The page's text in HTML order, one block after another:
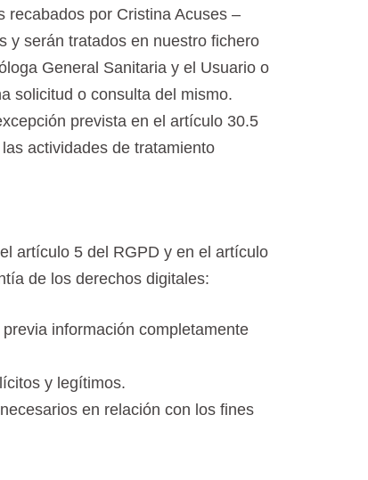
recabados por Cristina Acuses –
y serán tratados en nuestro fichero
General Sanitaria y el Usuario o
solicitud o consulta del mismo.
prevista en el artículo 30.5
actividades de tratamiento
artículo 5 del RGPD y en el artículo
de los derechos digitales:
información completamente
y legítimos.
en relación con los fines